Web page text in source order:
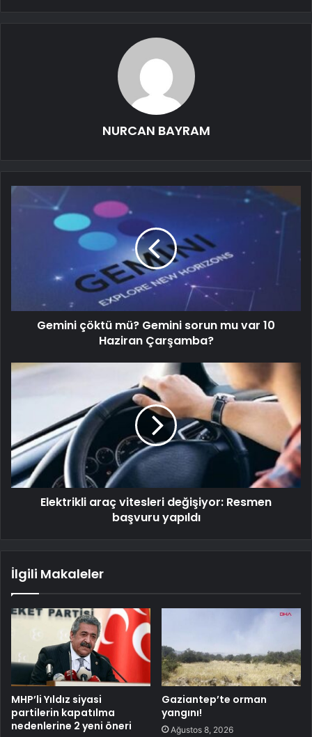
NURCAN BAYRAM
Gemini çöktü mü? Gemini sorun mu var 10
Haziran Çarşamba?
Elektrikli araç vitesleri değişiyor: Resmen
başvuru yapıldı
İlgili Makaleler
MHP’li Yıldız siyasi
partilerin kapatılma
nedenlerine 2 yeni öneri
Gaziantep’te orman
yangını!
Ağustos 8, 2026